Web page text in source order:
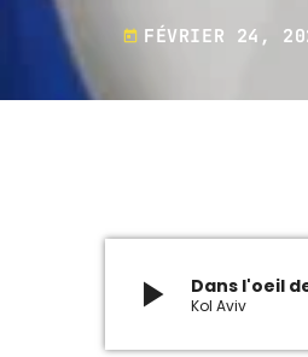
today FÉVRIER 24,
play_arrow Dans l'oeil
Kol Aviv